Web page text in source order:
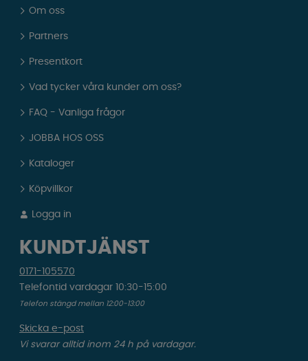
Om oss
Partners
Presentkort
Vad tycker våra kunder om oss?
FAQ - Vanliga frågor
JOBBA HOS OSS
Kataloger
Köpvillkor
Logga in
KUNDTJÄNST
0171-105570
Telefontid vardagar 10:30-15:00
Telefon stängd mellan 12:00-13:00
Skicka e-post
Vi svarar alltid inom 24 h på vardagar.